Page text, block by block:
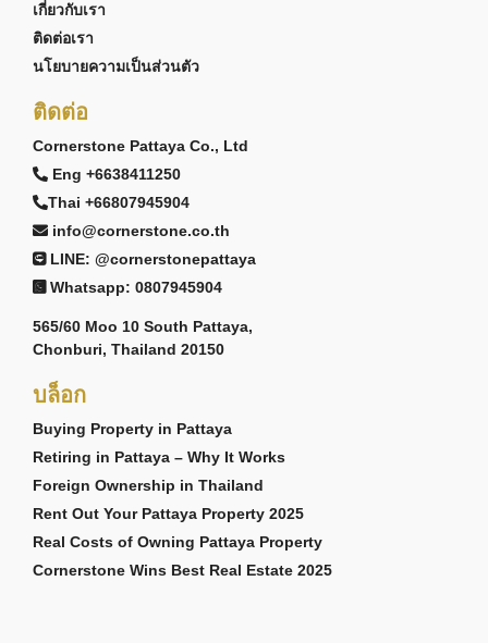
เกี่ยวกับเรา
ติดต่อเรา
นโยบายความเป็นส่วนตัว
ติดต่อ
Cornerstone Pattaya Co., Ltd
Eng +6638411250
Thai +66807945904
info@cornerstone.co.th
LINE: @cornerstonepattaya
Whatsapp: 0807945904
565/60 Moo 10 South Pattaya,
Chonburi, Thailand 20150
บล็อก
Buying Property in Pattaya
Retiring in Pattaya – Why It Works
Foreign Ownership in Thailand
Rent Out Your Pattaya Property 2025
Real Costs of Owning Pattaya Property
Cornerstone Wins Best Real Estate 2025